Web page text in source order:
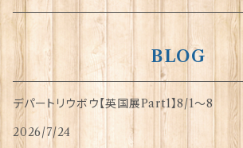
BLOG
デパートリウボウ【英国展Part1】8/1〜8
2026/7/24